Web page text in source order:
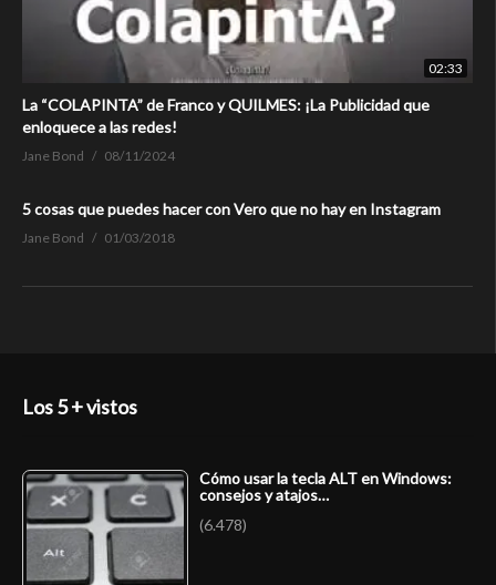
02:33
La “COLAPINTA” de Franco y QUILMES: ¡La Publicidad que
enloquece a las redes!
Jane Bond 08/11/2024
5 cosas que puedes hacer con Vero que no hay en Instagram
Jane Bond 01/03/2018
Los 5 + vistos
Cómo usar la tecla ALT en Windows:
consejos y atajos…
(6.478)